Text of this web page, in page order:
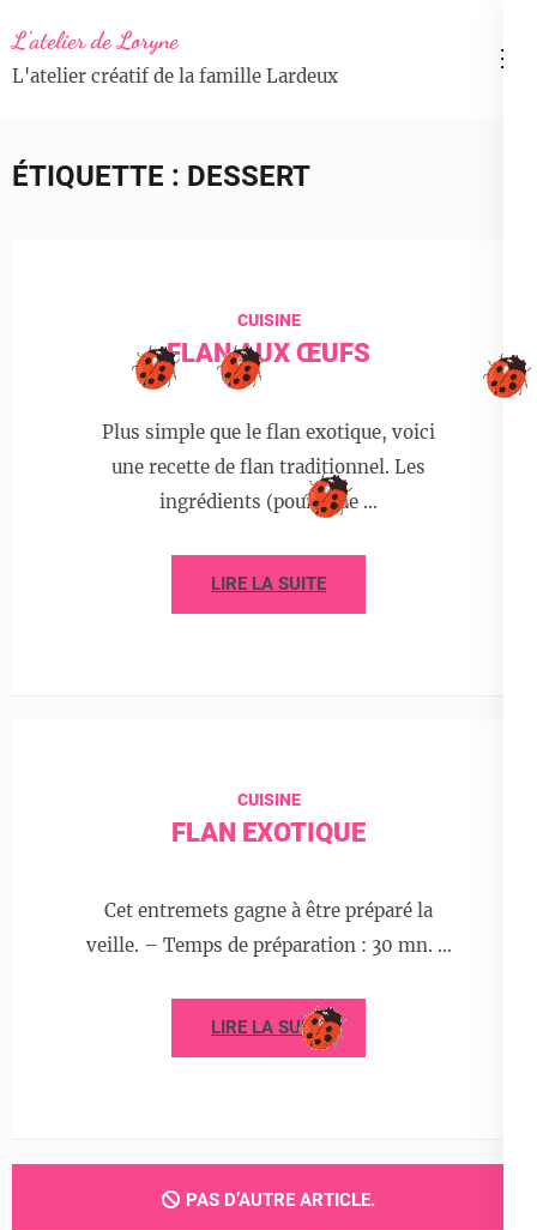
au
contenu
Entrée)
L'atelier de Loryne
L'atelier créatif de la famille Lardeux
ÉTIQUETTE : DESSERT
CUISINE
FLAN AUX ŒUFS
Plus simple que le flan exotique, voici
une recette de flan traditionnel. Les
ingrédients (pour 1l de …
LIRE LA SUITE
CUISINE
FLAN EXOTIQUE
Cet entremets gagne à être préparé la
veille. – Temps de préparation : 30 mn. …
LIRE LA SUITE
PAS D’AUTRE ARTICLE.